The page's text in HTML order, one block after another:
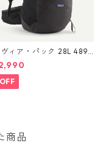
ィア・パック 28L 48911
商品